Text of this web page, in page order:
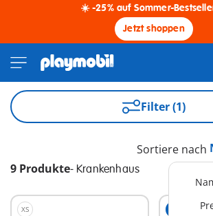
☀️ -25% auf Sommer-
Jetzt shoppen
Filter (1)
9 Produkte- Krankenhaus
Sortiere nach
XS EXKLUSIV